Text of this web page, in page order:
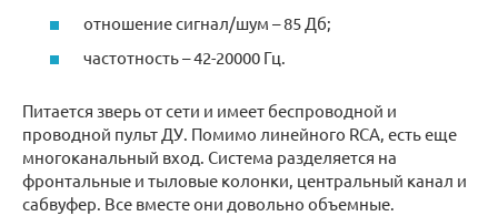
отношение сигнал/шум – 85 Дб;
частотность – 42-20000 Гц.
Питается зверь от сети и имеет беспроводной и
проводной пульт ДУ. Помимо линейного RCA, есть еще
многоканальный вход. Система разделяется на
фронтальные и тыловые колонки, центральный канал и
сабвуфер. Все вместе они довольно объемные.